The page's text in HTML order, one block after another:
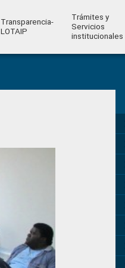
Transparencia-
LOTAIP
Trámites y
Servicios
institucionales